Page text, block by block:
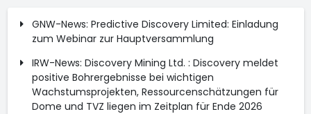
GNW-News: Predictive Discovery Limited: Einladung
zum Webinar zur Hauptversammlung
IRW-News: Discovery Mining Ltd. : Discovery meldet
positive Bohrergebnisse bei wichtigen
Wachstumsprojekten, Ressourcenschätzungen für
Dome und TVZ liegen im Zeitplan für Ende 2026